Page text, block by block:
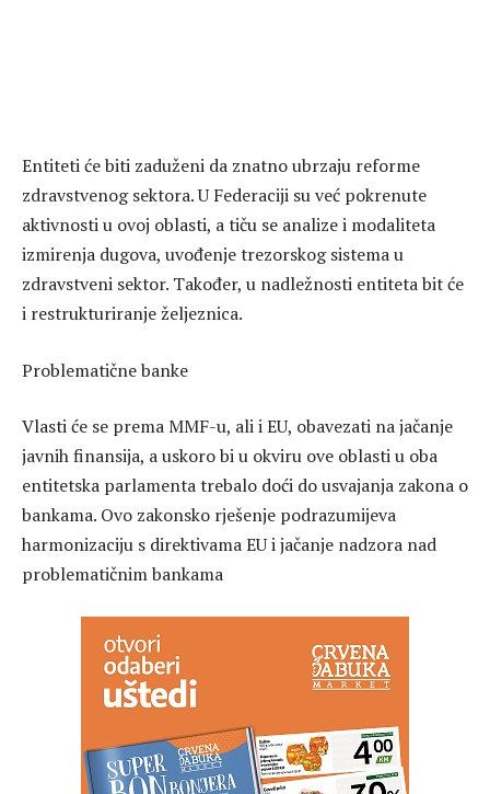
Entiteti će biti zaduženi da znatno ubrzaju reforme
zdravstvenog sektora. U Federaciji su već pokrenute
aktivnosti u ovoj oblasti, a tiču se analize i modaliteta
izmirenja dugova, uvođenje trezorskog sistema u
zdravstveni sektor. Također, u nadležnosti entiteta bit će
i restrukturiranje željeznica.
Problematične banke
Vlasti će se prema MMF-u, ali i EU, obavezati na jačanje
javnih finansija, a uskoro bi u okviru ove oblasti u oba
entitetska parlamenta trebalo doći do usvajanja zakona o
bankama. Ovo zakonsko rješenje podrazumijeva
harmonizaciju s direktivama EU i jačanje nadzora nad
problematičnim bankama